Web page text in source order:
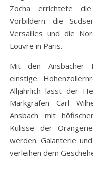
Zocha errichtete
Vorbildern: die
Versailles und die
Louvre in Paris.
Mit den Ansbacher
einstige
Alljährlich lässt der
Markgrafen Carl
Ansbach mit
Kulisse der
werden. Galanterie
verleihen dem